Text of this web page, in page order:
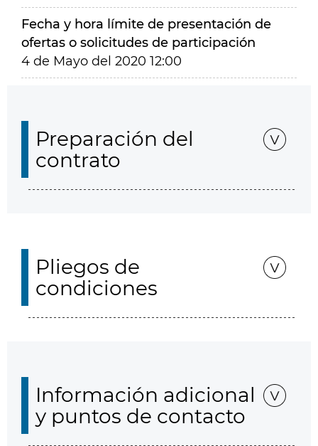
Fecha y hora límite de presentación de
ofertas o solicitudes de participación
4 de Mayo del 2020 12:00
Preparación del
contrato
Pliegos de
condiciones
Información adicional
y puntos de contacto